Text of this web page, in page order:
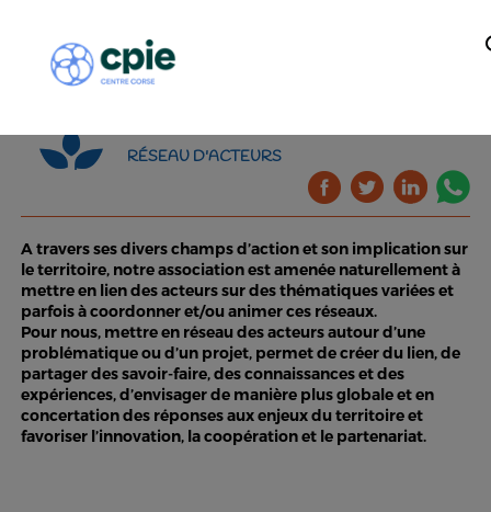
RÉSEAU D'ACTEURS
A travers ses divers champs d’action et son implication sur
le territoire, notre association est amenée naturellement à
mettre en lien des acteurs sur des thématiques variées et
parfois à coordonner et/ou animer ces réseaux.
Pour nous, mettre en réseau des acteurs autour d’une
problématique ou d’un projet, permet de créer du lien, de
partager des savoir-faire, des connaissances et des
expériences, d’envisager de manière plus globale et en
concertation des réponses aux enjeux du territoire et
favoriser l’innovation, la coopération et le partenariat.